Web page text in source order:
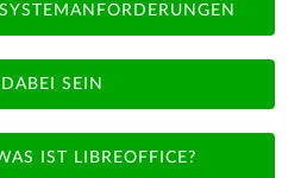
SYSTEMANFORDERUNGEN
DABEI SEIN
IST LIBREOFFICE?